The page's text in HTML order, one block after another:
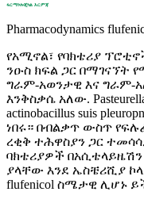
ፋርማኮሎጂካል እርምጃ
Pharmacodynamics
የአሚኖል፣ የባክቴሪያ
ንዑስ ክፍል ጋር በማገናኘት
ግራም-አወንታዊ እና ግራም-
እንቅስቃሴ አለው. Pasteurella
actinobacillus suis
ነበሩ። በብልቃጥ ውስጥ
ረቂቅ ተሕዋስያን ጋር
ባክቴሪያዎች
ያላቸው እንደ ኤስቼሪሺያ ኮላይ
flufenicol ስሜታዊ ሊሆኑ